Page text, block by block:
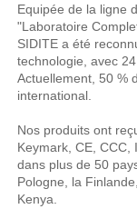
Equipée de la ligne
"Laboratoire
SIDITE a été
technologie, avec
Actuellement, 50 %
international.
Nos produits ont
Keymark, CE,
dans plus de 50
Pologne, la
Kenya.